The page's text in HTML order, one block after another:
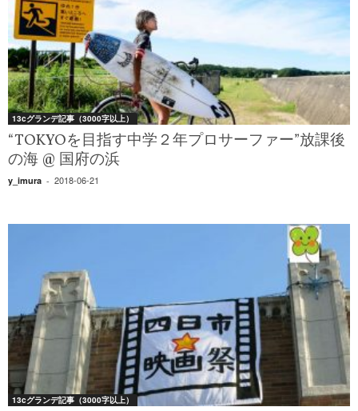
13cグランデ記事（3000字以上）
“TOKYOを目指す中学２年プロサーファー”放課後
の海 @ 国府の浜
y_imura - 2018-06-21
13cグランデ記事（3000字以上）